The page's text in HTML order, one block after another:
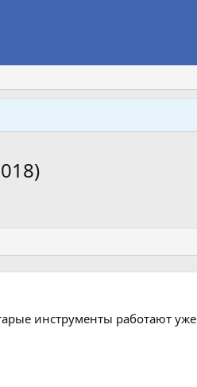
инструменты работают уже